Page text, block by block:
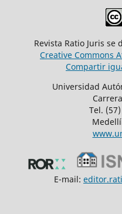
Revista Ratio Juris
Creative Commons
Compartir
Universidad
Tel.
E-mail: